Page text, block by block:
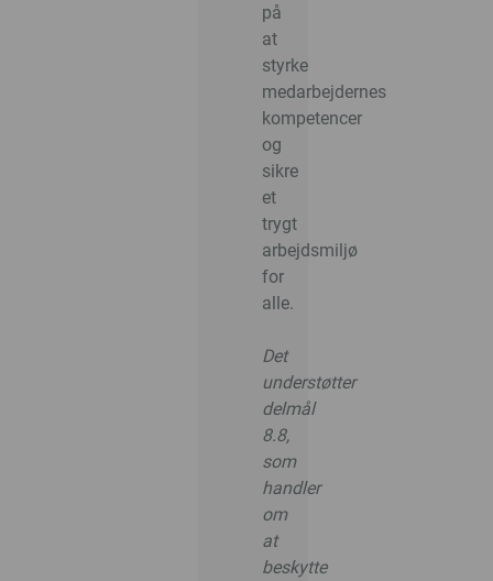
på
at
styrke
medarbejdernes
kompetencer
og
sikre
et
trygt
arbejdsmiljø
for
alle.
Det
understøtter
delmål
8.8,
som
handler
om
at
beskytte